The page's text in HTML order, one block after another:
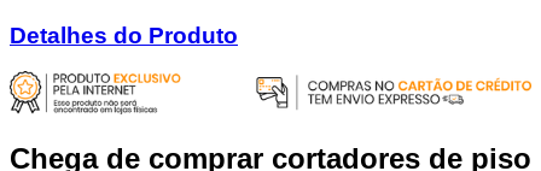
Detalhes do Produto
Chega de comprar cortadores de piso